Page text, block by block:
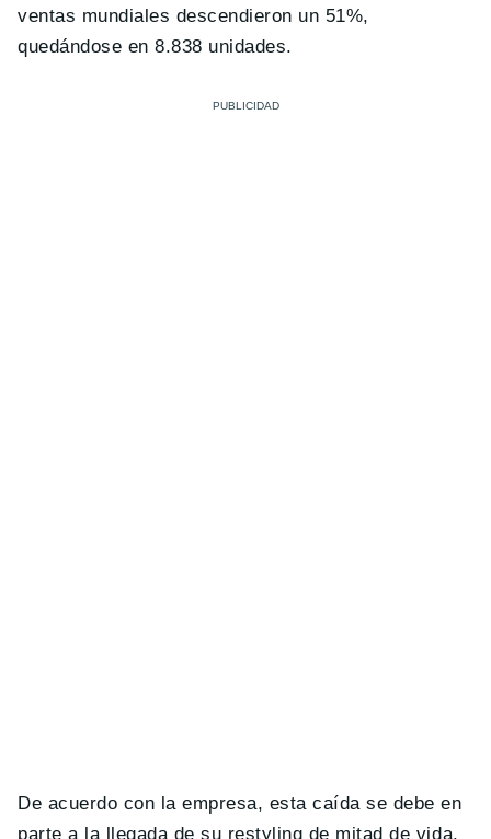
ventas mundiales descendieron un 51%,
quedándose en 8.838 unidades.
De acuerdo con la empresa, esta caída se debe en
parte a la llegada de su restyling de mitad de vida,